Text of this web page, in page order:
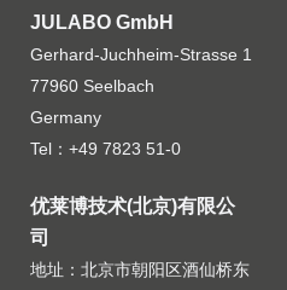
JULABO GmbH
Gerhard-Juchheim-Strasse 1
77960 Seelbach
Germany
Tel：+49 7823 51-0
优莱博技术(北京)有限公
司
地址：北京市朝阳区酒仙桥东